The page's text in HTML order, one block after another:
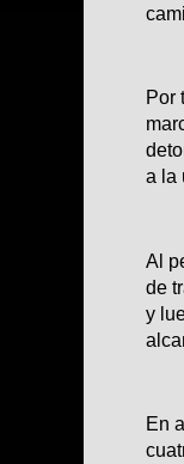
Por
a la
Al
de
y
En